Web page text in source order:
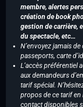
membre, alertes
création de book
gestion de carrière,
du spectacle, etc…
N’envoyez jamais
passeports, carte
L’accès préférentiel
aux demandeurs
tarif spécial.
propos de ce tarif
contact disponibles